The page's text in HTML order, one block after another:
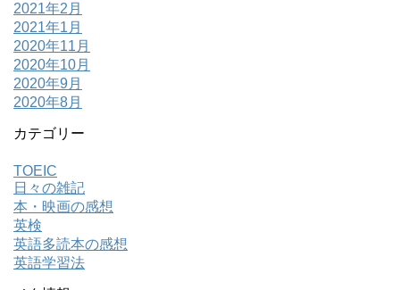
2021年2月
2021年1月
2020年11月
2020年10月
2020年9月
2020年8月
カテゴリー
TOEIC
日々の雑記
本・映画の感想
英検
英語多読本の感想
英語学習法